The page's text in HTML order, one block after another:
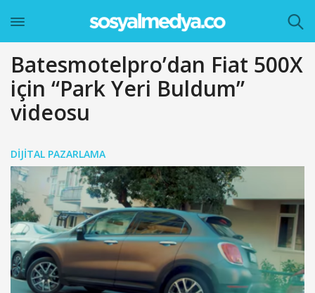
Batesmotelpro’dan Fiat 500X
için “Park Yeri Buldum”
videosu
DIJITAL PAZARLAMA